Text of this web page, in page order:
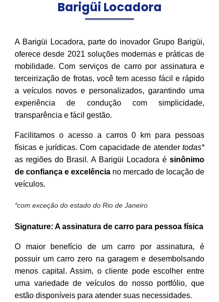
Barigüi Locadora
A Barigüi Locadora, parte do inovador Grupo Barigüi,
oferece desde 2021 soluções modernas e práticas de
mobilidade. Com serviços de carro por assinatura e
terceirização de frotas, você tem acesso fácil e rápido
a veículos novos e personalizados, garantindo uma
experiência de condução com simplicidade,
transparência e fácil gestão.
Facilitamos o acesso a carros 0 km para pessoas
físicas e jurídicas. Com capacidade de atender todas*
as regiões do Brasil. A Barigüi Locadora é sinônimo
de confiança e excelência no mercado de locação de
veículos.
*com exceção do estado do Rio de Janeiro
Signature: A assinatura de carro para pessoa física
O maior benefício de um carro por assinatura, é
possuir um carro zero na garagem e desembolsando
menos capital. Assim, o cliente pode escolher entre
uma variedade de veículos do nosso portfólio, que
estão disponíveis para atender suas necessidades.